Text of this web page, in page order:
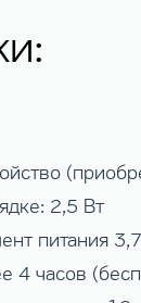
2,5 Вт
питания
4 часов